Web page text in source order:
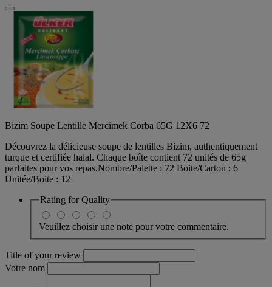
Bizim Soupe Lentille Mercimek Corba 65G 12X6 72
Découvrez la délicieuse soupe de lentilles Bizim, authentiquement
turque et certifiée halal. Chaque boîte contient 72 unités de 65g
parfaites pour vos repas.Nombre/Palette : 72 Boite/Carton : 6
Unitée/Boite : 12
Rating forQuality
Veuillez choisir une note pour votre commentaire.
Title of your review
Votre nom